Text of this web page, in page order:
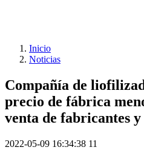
Inicio
Noticias
Compañía de
precio de fábrica
venta de fabricantes
2022-05-09 16:34:38 11